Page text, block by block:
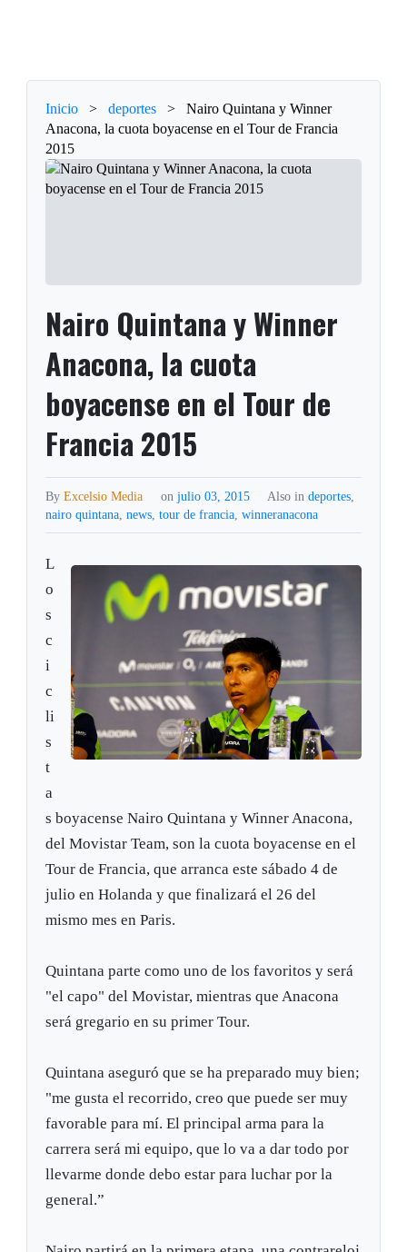
Inicio > deportes >
Nairo Quintana y Winner
Anacona, la cuota boyacense en el Tour de Francia
2015
Nairo Quintana y Winner
Anacona, la cuota
boyacense en el Tour de
Francia 2015
ByExcelsio Media on julio 03, 2015 Also in deportes,
nairo quintana,news,tour de francia,winneranacona
L
o
s
c
i
c
li
s
t
a
s boyacense Nairo Quintana y Winner Anacona,
del Movistar Team, son la cuota boyacense en el
Tour de Francia, que arranca este sábado 4 de
julio en Holanda y que finalizará el 26 del
mismo mes en Paris.
Quintana parte como uno de los favoritos y será
"el capo" del Movistar, mientras que Anacona
será gregario en su primer Tour.
Quintana aseguró que se ha preparado muy bien;
"me gusta el recorrido, creo que puede ser muy
favorable para mí. El principal arma para la
carrera será mi equipo, que lo va a dar todo por
llevarme donde debo estar para luchar por la
general.”